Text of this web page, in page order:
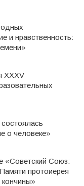
и нравственность:
XXXV
о человеке»
«Советский Союз:
протоиерея